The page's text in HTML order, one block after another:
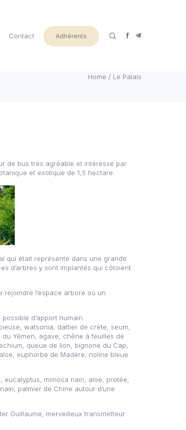
Adhérents
Contact
Home / Le Palais
de bus très agréable et intéressé par
et exotique de 1,5 hectare.
qui était représenté dans une grande
d’arbres y sont implantés qui côtoient
l’espace arboré où un
d’apport humain.
watsonia, dattier de crète, seum,
Yémen, agave, chêne à feuilles de
queue de lion, bignone du Cap,
euphorbe de Madère, noline bleue
mimosa nain, aloe, protée,
palmier de Chine autour d’une
Guillaume, merveilleux transmetteur